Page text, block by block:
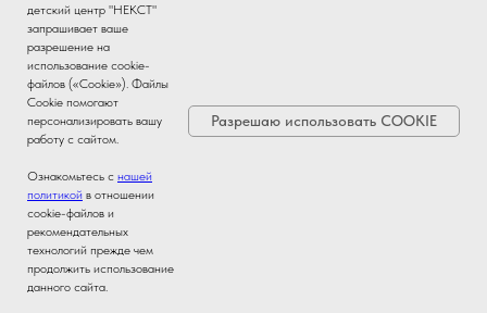
Дискозал в центре отдыха "Зеленый городок"
детский центр "НЕКСТ"
запрашивает ваше
разрешение на
использование cookie-
файлов («Cookie»). Файлы
Cookie помогают
персонализировать вашу
работу с сайтом.
Ознакомьтесь с нашей
политикой в отношении
cookie-файлов и
рекомендательных
технологий прежде чем
продолжить использование
данного сайта.
Разрешаю использовать COOKIE